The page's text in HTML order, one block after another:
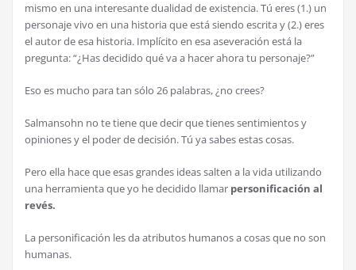
mismo en una interesante dualidad de existencia. Tú eres (1.) un
personaje vivo en una historia que está siendo escrita y (2.) eres
el autor de esa historia. Implícito en esa aseveración está la
pregunta: “¿Has decidido qué va a hacer ahora tu personaje?”
Eso es mucho para tan sólo 26 palabras, ¿no crees?
Salmansohn no te tiene que decir que tienes sentimientos y
opiniones y el poder de decisión. Tú ya sabes estas cosas.
Pero ella hace que esas grandes ideas salten a la vida utilizando
una herramienta que yo he decidido llamar personificación al
revés.
La personificación les da atributos humanos a cosas que no son
humanas.